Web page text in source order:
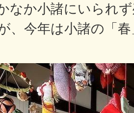
なか小諸にいられ
、今年は小諸の「